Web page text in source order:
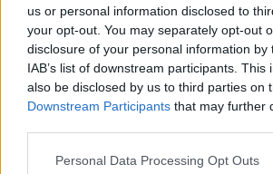
us or personal information disclosed to
your opt-out. You may separately opt-out
disclosure of your personal information by
IAB’s list of downstream participants. This
also be disclosed by us to third parties on
Downstream Participants that may further
Personal Data Processing Opt Outs